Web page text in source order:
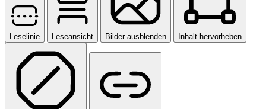
Leselinie Leseansicht Bilder ausblenden Inhalt hervorheben